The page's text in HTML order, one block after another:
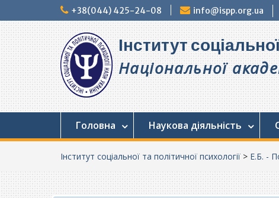
до
+38(044) 425-24-08 info@ispp.org.ua
Інститут
Національної
Головна Наукова діяльність
Інститут соціальної та політичної психології > Е.Б. -